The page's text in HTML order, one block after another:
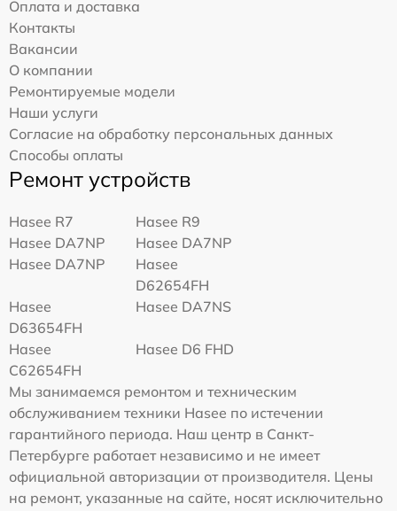
Оплата и доставка
Контакты
Вакансии
О компании
Ремонтируемые модели
Наши услуги
Согласие на обработку персональных данных
Способы оплаты
Ремонт устройств
Hasee R7
Hasee R9
Hasee DA7NP
Hasee DA7NP
Hasee DA7NP
Hasee
D62654FH
Hasee
D63654FH
Hasee DA7NS
Hasee
C62654FH
Hasee D6 FHD
Мы занимаемся ремонтом и техническим
обслуживанием техники Hasee по истечении
гарантийного периода. Наш центр в Санкт-
Петербурге работает независимо и не имеет
официальной авторизации от производителя. Цены
на ремонт, указанные на сайте, носят исключительно